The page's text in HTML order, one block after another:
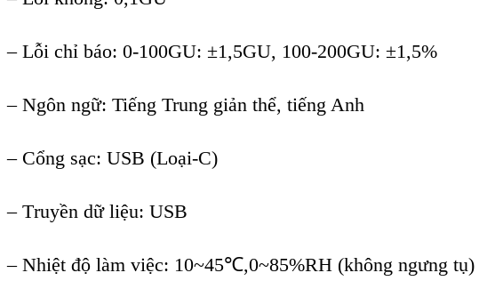
– Lỗi chỉ báo: 0-100GU: ±1,5GU, 100-200GU: ±1,5%
– Ngôn ngữ: Tiếng Trung giản thể, tiếng Anh
– Cổng sạc: USB (Loại-C)
– Truyền dữ liệu: USB
– Nhiệt độ làm việc: 10~45℃,0~85%RH (không ngưng tụ)